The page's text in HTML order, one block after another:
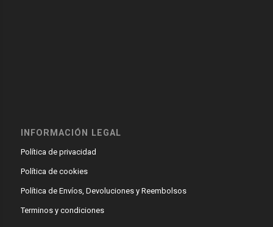
INFORMACIÓN LEGAL
Política de privacidad
Política de cookies
Política de Envíos, Devoluciones y Reembolsos
Terminos y condiciones